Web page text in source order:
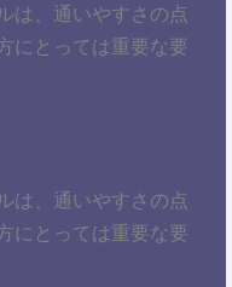
は、通いやすさの点
にとっては重要な要
は、通いやすさの点
にとっては重要な要